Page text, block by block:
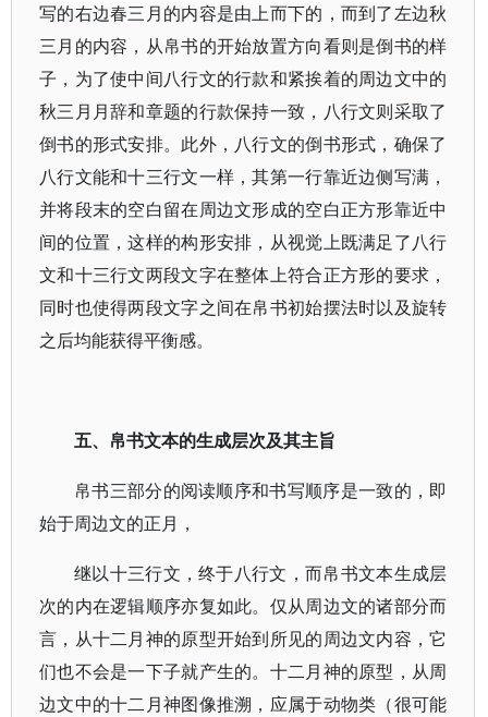
写的右边春三月的内容是由上而下的，而到了左边秋
三月的内容，从帛书的开始放置方向看则是倒书的样
子，为了使中间八行文的行款和紧挨着的周边文中的
秋三月月辞和章题的行款保持一致，八行文则采取了
倒书的形式安排。此外，八行文的倒书形式，确保了
八行文能和十三行文一样，其第一行靠近边侧写满，
并将段末的空白留在周边文形成的空白正方形靠近中
间的位置，这样的构形安排，从视觉上既满足了八行
文和十三行文两段文字在整体上符合正方形的要求，
同时也使得两段文字之间在帛书初始摆法时以及旋转
之后均能获得平衡感。
五、帛书文本的生成层次及其主旨
帛书三部分的阅读顺序和书写顺序是一致的，即
始于周边文的正月，
继以十三行文，终于八行文，而帛书文本生成层
次的内在逻辑顺序亦复如此。仅从周边文的诸部分而
言，从十二月神的原型开始到所见的周边文内容，它
们也不会是一下子就产生的。十二月神的原型，从周
边文中的十二月神图像推溯，应属于动物类（很可能